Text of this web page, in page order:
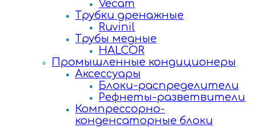
Vecam
Трубки дренажные
Ruvinil
Трубы медные
HALCOR
Промышленные кондиционеры
Аксессуары
Блоки-распределители
Рефнеты-разветвители
Компрессорно-
конденсаторные блоки